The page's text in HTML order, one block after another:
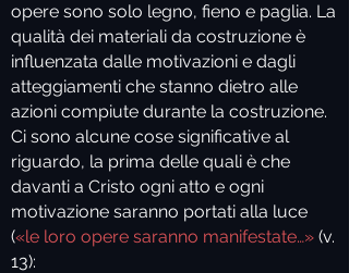
opere sono solo legno, fieno e paglia. La
qualità dei materiali da costruzione è
influenzata dalle motivazioni e dagli
atteggiamenti che stanno dietro alle
azioni compiute durante la costruzione.
Ci sono alcune cose significative al
riguardo, la prima delle quali è che
davanti a Cristo ogni atto e ogni
motivazione saranno portati alla luce
(«le loro opere saranno manifestate…» (v.
13):